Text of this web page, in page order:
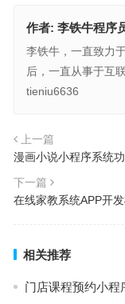
作者: 李铁牛程序
李铁牛，一直致力
后，一直从事于互
tieniu6636
上一篇
漫画小说小程序系统
下一篇
在线家教系统APP开
相关推荐
门店课程预约小程